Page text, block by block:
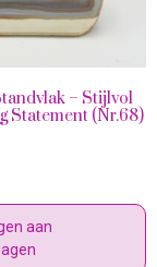
– Stijlvol
Statement (Nr.68)
aan